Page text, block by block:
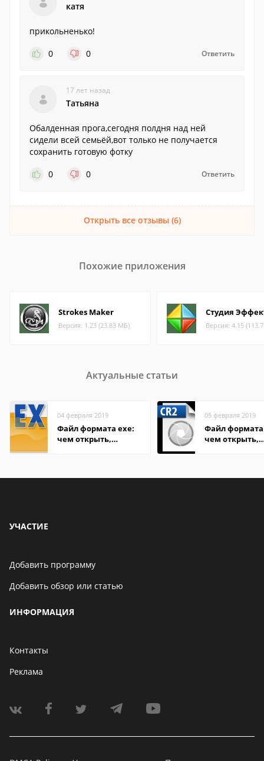
катя
прикольненько!
0
0 Ответить
17 лет назад
Татьяна
Обалденная прога,сегодня полдня над ней
сидели всей семьёй,вот только не получается
сохранить готовую фотку
0
0 Ответить
Открыть все отзывы (6)
Похожие приложения
Strokes Maker
Версия: 1.23 (23.83 МБ)
Студия
Версия: 4.15
Актуальные статьи
04 февраля 2019
Файл формата exe:
чем открыть,
05 февраля 2019
Файл формата
чем открыть,
УЧАСТИЕ
Добавить программу
Добавить обзор или статью
ИНФОРМАЦИЯ
Контакты
Реклама